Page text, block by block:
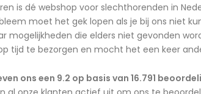
is dé webshop voor slechthorenden in
moet het gek lopen als je bij ons niet
mogelijkheden die elders niet gevonden
tijd te bezorgen en mocht het een keer
ons een 9.2 op basis van 16.791